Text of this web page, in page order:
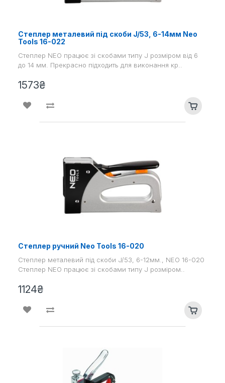
Степлер металевий під скоби J/53, 6-14мм Neo
Tools 16-022
Степлер NEO працює зі скобами типу J розміром від 6
до 14 мм. Прекрасно підходить для виконання кр..
1573₴
Степлер ручний Neo Tools 16-020
Степлер металевий під скоби J/53, 6-12мм., NEO 16-020
Степлер NEO працює зі скобами типу J розміром..
1124₴